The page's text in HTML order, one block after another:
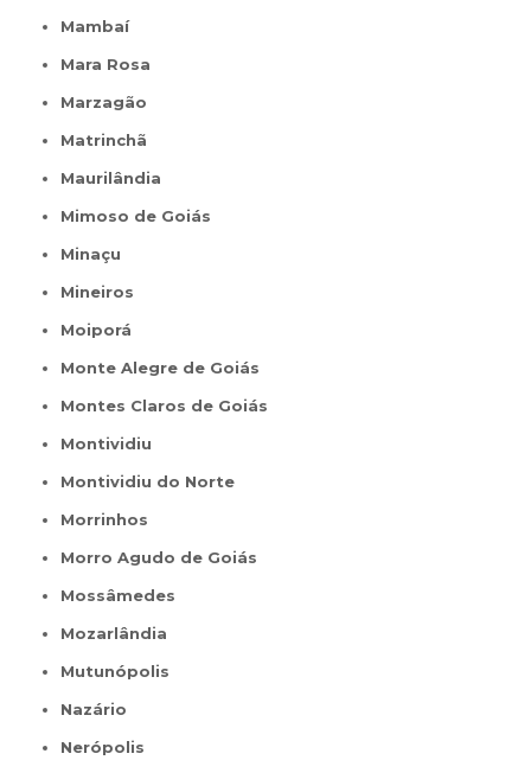
Mambaí
Mara Rosa
Marzagão
Matrinchã
Maurilândia
Mimoso de Goiás
Minaçu
Mineiros
Moiporá
Monte Alegre de Goiás
Montes Claros de Goiás
Montividiu
Montividiu do Norte
Morrinhos
Morro Agudo de Goiás
Mossâmedes
Mozarlândia
Mutunópolis
Nazário
Nerópolis